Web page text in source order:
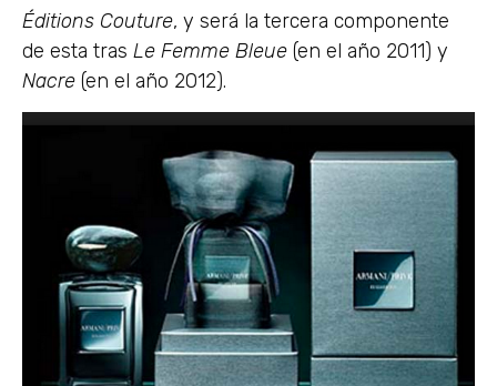
Éditions Couture, y será la tercera componente
de esta tras Le Femme Bleue (en el año 2011) y
Nacre (en el año 2012).